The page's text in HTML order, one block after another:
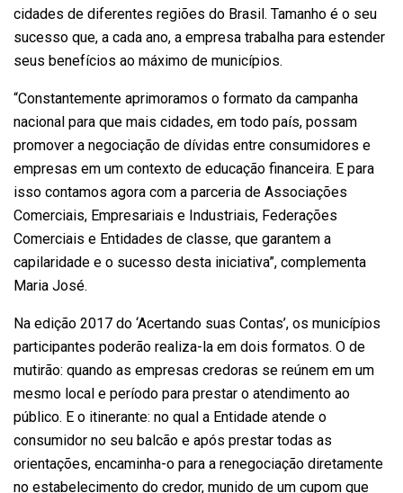
cidades de diferentes regiões do Brasil. Tamanho é o seu
sucesso que, a cada ano, a empresa trabalha para estender
seus benefícios ao máximo de municípios.
“Constantemente aprimoramos o formato da campanha
nacional para que mais cidades, em todo país, possam
promover a negociação de dívidas entre consumidores e
empresas em um contexto de educação financeira. E para
isso contamos agora com a parceria de Associações
Comerciais, Empresariais e Industriais, Federações
Comerciais e Entidades de classe, que garantem a
capilaridade e o sucesso desta iniciativa”, complementa
Maria José.
Na edição 2017 do ‘Acertando suas Contas’, os municípios
participantes poderão realiza-la em dois formatos. O de
mutirão: quando as empresas credoras se reúnem em um
mesmo local e período para prestar o atendimento ao
público. E o itinerante: no qual a Entidade atende o
consumidor no seu balcão e após prestar todas as
orientações, encaminha-o para a renegociação diretamente
no estabelecimento do credor, munido de um cupom que